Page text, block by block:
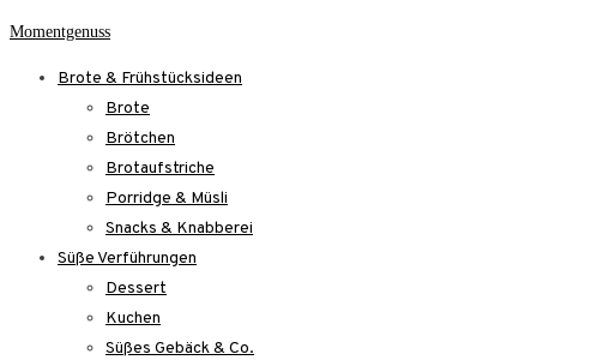
Skip
content
Momentgenuss
Brote & Frühstücksideen
Brote
Brötchen
Brotaufstriche
Porridge & Müsli
Snacks & Knabberei
Süße Verführungen
Dessert
Kuchen
Süßes Gebäck & Co.